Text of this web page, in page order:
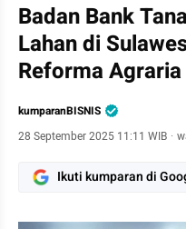
Badan Bank
Lahan di
Reforma Agraria
kumparanBISNIS
28 September 2025 11:11 WIB ·
Ikuti kumparan di